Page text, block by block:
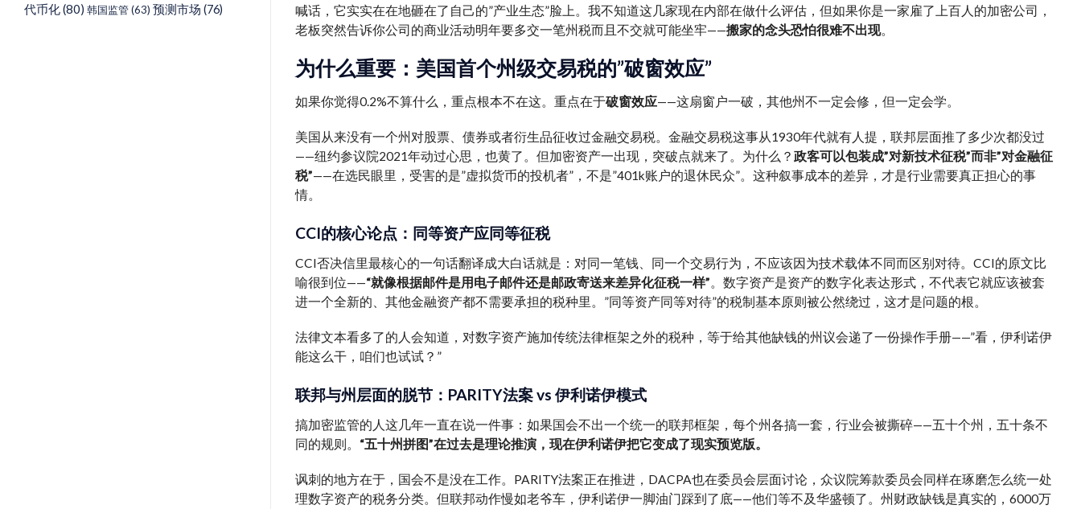
代币化(80) 韩国监管(63) 预测市场 (76)
喊话，它实实在在地砸在了自己的”产业生态”脸上。我不知道这几家现在内部在做什么评估，但如果你是一家雇了上百人的加密公司，
老板突然告诉你公司的商业活动明年要多交一笔州税而且不交就可能坐牢——搬家的念头恐怕很难不出现。
为什么重要：美国首个州级交易税的”破窗效应”
如果你觉得0.2%不算什么，重点根本不在这。重点在于破窗效应——这扇窗户一破，其他州不一定会修，但一定会学。
美国从来没有一个州对股票、债券或者衍生品征收过金融交易税。金融交易税这事从1930年代就有人提，联邦层面推了多少次都没过
——纽约参议院2021年动过心思，也黄了。但加密资产一出现，突破点就来了。为什么？ 政客可以包装成”对新技术征税”而非”对金融征
税”——在选民眼里，受害的是”虚拟货币的投机者”，不是”401k账户的退休民众”。这种叙事成本的差异，才是行业需要真正担心的事
情。
CCI的核心论点：同等资产应同等征税
CCI否决信里最核心的一句话翻译成大白话就是：对同一笔钱、同一个交易行为，不应该因为技术载体不同而区别对待。CCI的原文比
喻很到位——“就像根据邮件是用电子邮件还是邮政寄送来差异化征税一样”。数字资产是资产的数字化表达形式，不代表它就应该被套
进一个全新的、其他金融资产都不需要承担的税种里。”同等资产同等对待”的税制基本原则被公然绕过，这才是问题的根。
法律文本看多了的人会知道，对数字资产施加传统法律框架之外的税种，等于给其他缺钱的州议会递了一份操作手册——”看，伊利诺伊
能这么干，咱们也试试？”
联邦与州层面的脱节：PARITY法案 vs 伊利诺伊模式
搞加密监管的人这几年一直在说一件事：如果国会不出一个统一的联邦框架，每个州各搞一套，行业会被撕碎——五十个州，五十条不
同的规则。 “五十州拼图”在过去是理论推演，现在伊利诺伊把它变成了现实预览版。
讽刺的地方在于，国会不是没在工作。PARITY法案正在推进，DACPA也在委员会层面讨论，众议院筹款委员会同样在琢磨怎么统一处
理数字资产的税务分类。但联邦动作慢如老爷车，伊利诺伊一脚油门踩到了底——他们等不及华盛顿了。州财政缺钱是真实的，6000万